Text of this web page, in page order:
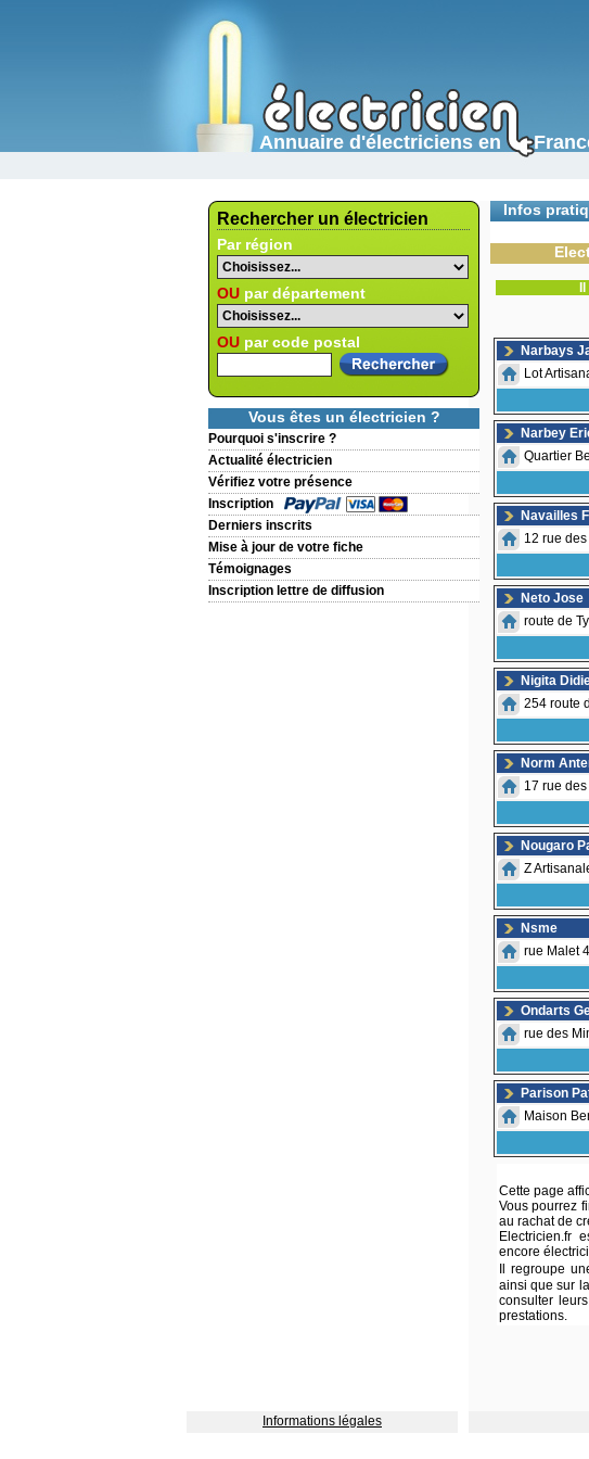
Annuaire d'électriciens en
Rechercher un électricien
Par région
OU par département
OU par code postal
Vous êtes un électricien ?
Pourquoi s'inscrire ?
Actualité électricien
Vérifiez votre présence
Inscription
Derniers inscrits
Mise à jour de votre fiche
Témoignages
Inscription lettre de diffusion
Infos
Narbays
Lot
Narbey
Quartier
Navailles
12 rue
Neto Jose
route de
Nigita
254 route
Norm
17 rue
Nougaro
Z
Nsme
rue Malet
Ondarts
rue des
Parison
Maison
Cette page
Vous pourrez
au rachat de
Electricien.fr
encore
Il regroupe
ainsi que sur
consulter
prestations.
Informations légales